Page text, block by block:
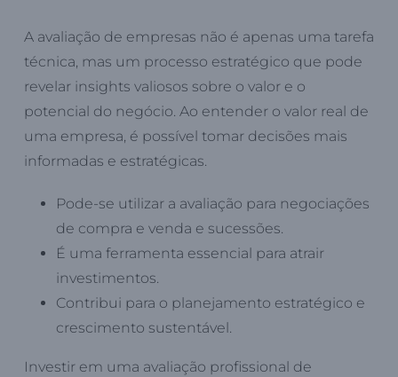
A avaliação de empresas não é apenas uma tarefa
técnica, mas um processo estratégico que pode
revelar insights valiosos sobre o valor e o
potencial do negócio. Ao entender o valor real de
uma empresa, é possível tomar decisões mais
informadas e estratégicas.
Pode-se utilizar a avaliação para negociações
de compra e venda e sucessões.
É uma ferramenta essencial para atrair
investimentos.
Contribui para o planejamento estratégico e
crescimento sustentável.
Investir em uma avaliação profissional de